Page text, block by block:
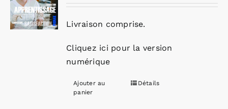
Livraison comprise.
Cliquez ici pour la version
numérique
Ajouter au
panier
Détails